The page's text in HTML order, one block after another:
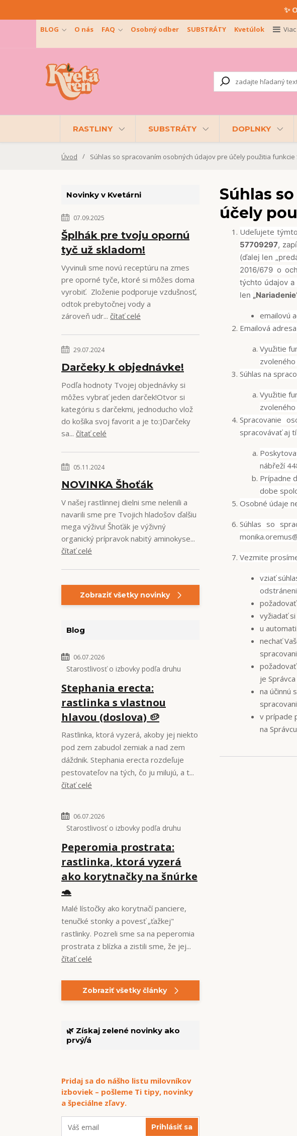
✨
BLOG O nás FAQ Osobný odber SUBSTRÁTY Kvetúlok Viac
RASTLINY SUBSTRÁTY DOPLNKY
Úvod Súhlas so spracovaním osobných údajov pre účely použitia funkcie
Novinky v Kvetárni
07.09.2025
Šplhák pre tvoju opornú
tyč už skladom!
Vyvinuli sme novú receptúru na zmes
pre oporné tyče, ktoré si môžes doma
vyrobiť. Zloženie podporuje vzdušnosť,
odtok prebytočnej vody a
zároveň udr... čítať celé
29.07.2024
Darčeky k objednávke!
Podľa hodnoty Tvojej objednávky si
môžes vybrať jeden darček!Otvor si
kategóriu s darčekmi, jednoducho vlož
do košíka svoj favorit a je to:)Darčeky
sa... čítať celé
05.11.2024
NOVINKA Šhoťák
V našej rastlinnej dielni sme nelenili a
navarili sme pre Tvojich hladošov ďalšiu
mega výživu! Šhoťák je výživný
organický prípravok nabitý aminokyse...
čítať celé
Zobraziť všetky novinky
Blog
06.07.2026
Starostlivosť o izbovky podľa druhu
Stephania erecta:
rastlinka s vlastnou
hlavou (doslova) 🥔
Rastlinka, ktorá vyzerá, akoby jej niekto
pod zem zabudol zemiak a nad zem
dáždnik. Stephania erecta rozdeľuje
pestovateľov na tých, čo ju milujú, a t...
čítať celé
06.07.2026
Starostlivosť o izbovky podľa druhu
Peperomia prostrata:
rastlinka, ktorá vyzerá
ako korytnačky na šnúrke
🐢
Malé lístočky ako korytnačí panciere,
tenučké stonky a povesť „ťažkej"
rastlinky. Pozreli sme sa na peperomia
prostrata z blízka a zistili sme, že jej...
čítať celé
Zobraziť všetky články
🌿 Získaj zelené novinky ako
prvý/á
Pridaj sa do nášho listu milovníkov
izboviek – pošleme Ti tipy, novinky
a špeciálne zľavy.
Prihlásiť sa
Súhlas
účely
Udeľujete
57709297,
(ďalej len
2016/679 o
týchto údajov
len
emailovú
Emailová
Využitie
Súhlas na
Využitie
Spracovanie
spracovávať aj
nábřeží
Prípadne
dobe
Osobné údaje
Súhlas so
Vezmite
vziať
vyžiadať
u
nechať
je
na účinnú
v prípade
na